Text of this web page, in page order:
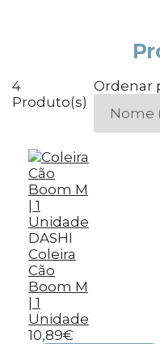
4
Produto(s)
Ordenar
DASHI
Coleira
Cão
Boom M
| 1
Unidade
10,89€